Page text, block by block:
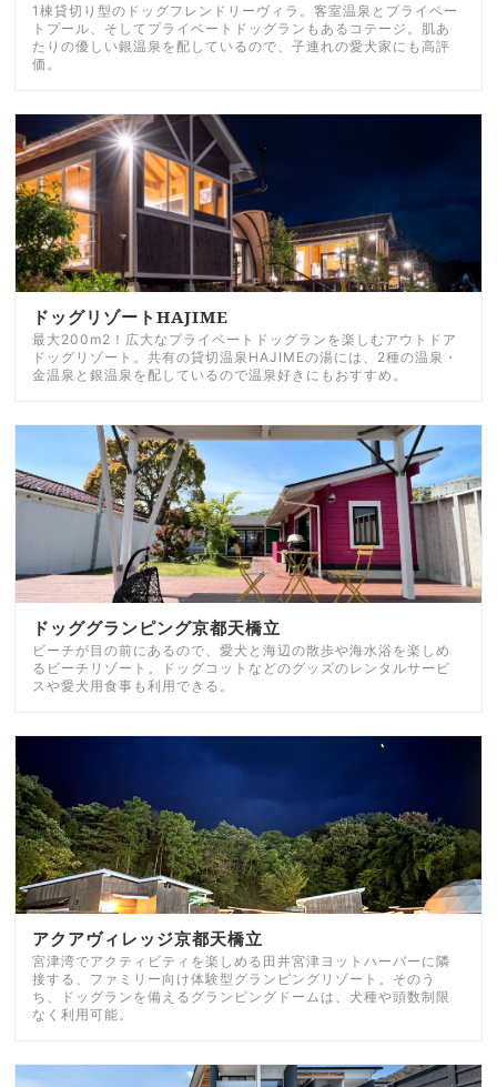
1棟貸切り型のドッグフレンドリーヴィラ。客室温泉とプライベー
トプール、そしてプライベートドッグランもあるコテージ。肌あ
たりの優しい銀温泉を配しているので、子連れの愛犬家にも高評
価。
ドッグリゾートHAJIME
最大200m2！広大なプライベートドッグランを楽しむアウトドア
ドッグリゾート。共有の貸切温泉HAJIMEの湯には、2種の温泉・
金温泉と銀温泉を配しているので温泉好きにもおすすめ。
ドッググランピング京都天橋立
ビーチが目の前にあるので、愛犬と海辺の散歩や海水浴を楽しめ
るビーチリゾート。ドッグコットなどのグッズのレンタルサービ
スや愛犬用食事も利用できる。
アクアヴィレッジ京都天橋立
宮津湾でアクティビティを楽しめる田井宮津ヨットハーバーに隣
接する、ファミリー向け体験型グランピングリゾート。そのう
ち、ドッグランを備えるグランピングドームは、犬種や頭数制限
なく利用可能。